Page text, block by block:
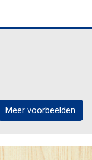
Meer voorbeelden